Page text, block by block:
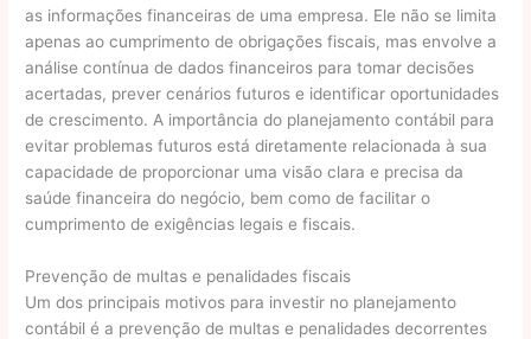
as informações financeiras de uma empresa. Ele não se limita
apenas ao cumprimento de obrigações fiscais, mas envolve a
análise contínua de dados financeiros para tomar decisões
acertadas, prever cenários futuros e identificar oportunidades
de crescimento. A importância do planejamento contábil para
evitar problemas futuros está diretamente relacionada à sua
capacidade de proporcionar uma visão clara e precisa da
saúde financeira do negócio, bem como de facilitar o
cumprimento de exigências legais e fiscais.
Prevenção de multas e penalidades fiscais
Um dos principais motivos para investir no planejamento
contábil é a prevenção de multas e penalidades decorrentes